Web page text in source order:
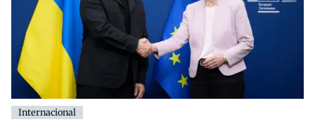
Internacional